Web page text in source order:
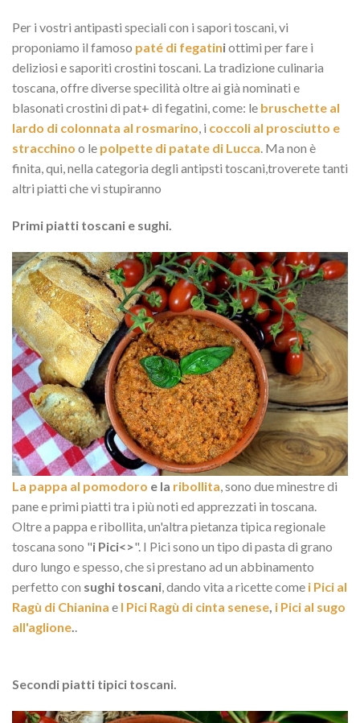
Per i vostri antipasti speciali con i sapori toscani, vi
proponiamo il famoso paté di fegatiniottimi per fare i
deliziosi e saporiti crostini toscani. La tradizione culinaria
toscana, offre diverse specilità oltre ai già nominati e
blasonati crostini di pat+ di fegatini, come: le bruschette al
lardo di colonnata al rosmarino, i coccoli al prosciutto e
stracchino o le polpette di patate di Lucca. Ma non è
finita, qui, nella categoria degli antipsti toscani,troverete tanti
altri piatti che vi stupiranno
Primi piatti toscani e sughi.
La pappa al pomodoro e la ribollita, sono due minestre di
pane e primi piatti tra i più noti ed apprezzati in toscana.
Oltre a pappa e ribollita, un'altra pietanza tipica regionale
toscana sono "i Pici<>". I Pici sono un tipo di pasta di grano
duro lungo e spesso, che si prestano ad un abbinamento
perfetto con sughi toscani, dando vita a ricette come i Pici al
Ragù di Chianina e I Pici Ragù di cinta senese, i Pici al sugo
all'aglione..
Secondi piatti tipici toscani.